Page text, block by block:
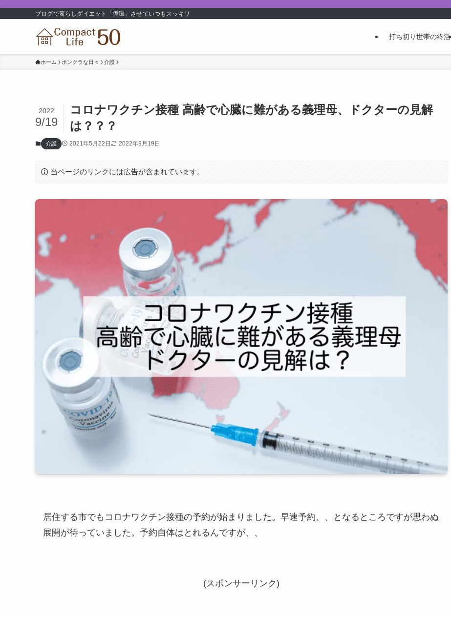
ブログで暮らしダイエット「循環」させていつもスッキリ
打ち切り世帯の終活
ホーム ボンクラな日々 介護
コロナワクチン接種 高齢で心臓に難がある義理母、ドクターの見解
は？？？
2022
9/19
介護 2021年5月22日 2022年9月19日
当ページのリンクには広告が含まれています。
居住する市でもコロナワクチン接種の予約が始まりました。早速予約、、となるところですが思わぬ
展開が待っていました。予約自体はとれるんですが、、
(スポンサーリンク)